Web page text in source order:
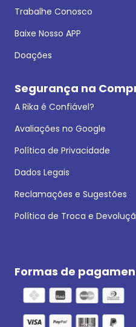
Trabalhe Conosco
Baixe Nosso APP
Doações
Segurança na
A Rika é Confiável?
Avaliações no Google
Política de Privacidade
Dados Legais
Reclamações e Sugestões
Política de Troca e
Formas de